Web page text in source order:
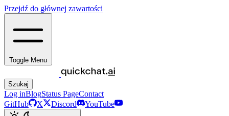
Przejdź do głównej zawartości
Toggle Menu
Szukaj
Log inBlogStatus PageContact
GitHub
X Discord YouTube